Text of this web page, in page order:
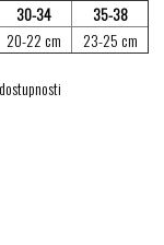
30-34
35-38
20-22 cm 23-25 cm